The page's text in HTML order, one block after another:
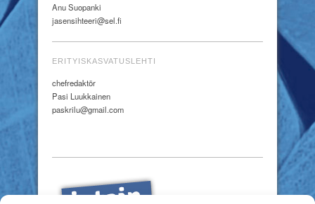
Anu Suopanki
jasensihteeri@sel.fi
ERITYISKASVATUSLEHTI
chefredaktör
Pasi Luukkainen
paskrilu@gmail.com